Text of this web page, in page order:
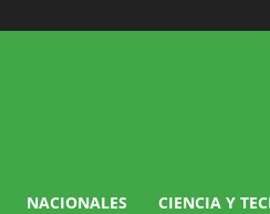
NACIONALES CIENCIA Y